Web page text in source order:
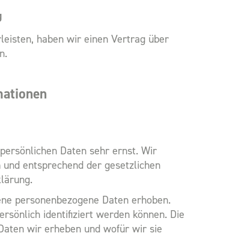
haben wir einen Vertrag über
Daten sehr ernst. Wir
entsprechend der gesetzlichen
personenbezogene Daten erhoben.
identifiziert werden können. Die
wir erheben und wofür wir sie